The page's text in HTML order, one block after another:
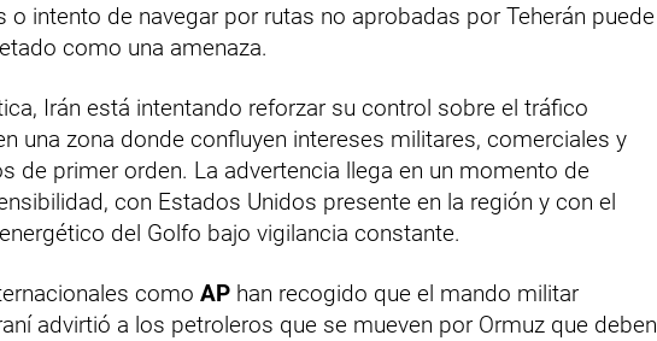
o intento de navegar por rutas no aprobadas por Teherán puede
como una amenaza.
Irán está intentando reforzar su control sobre el tráfico
una zona donde confluyen intereses militares, comerciales y
de primer orden. La advertencia llega en un momento de
con Estados Unidos presente en la región y con el
del Golfo bajo vigilancia constante.
como AP han recogido que el mando militar
advirtió a los petroleros que se mueven por Ormuz que deben